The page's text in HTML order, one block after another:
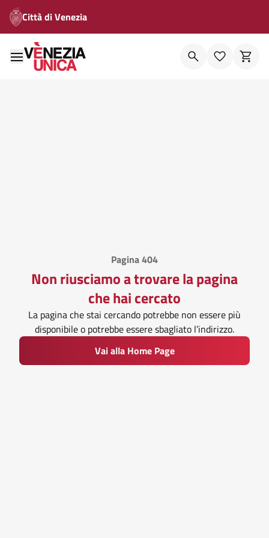
Città di Venezia
Pagina 404
Non riusciamo a trovare la pagina
che hai cercato
La pagina che stai cercando potrebbe non essere più
disponibile o potrebbe essere sbagliato l’indirizzo.
Vai alla Home Page